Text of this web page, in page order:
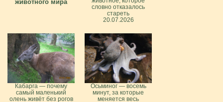
животного мира
словно отказалось
стареть
20.07.2026
Кабарга — почему
самый маленький
олень живёт без рогов
Осьминог — восемь
минут, за которые
меняется весь